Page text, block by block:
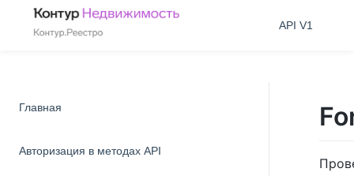
API V1
Главная
Авторизация в методах API